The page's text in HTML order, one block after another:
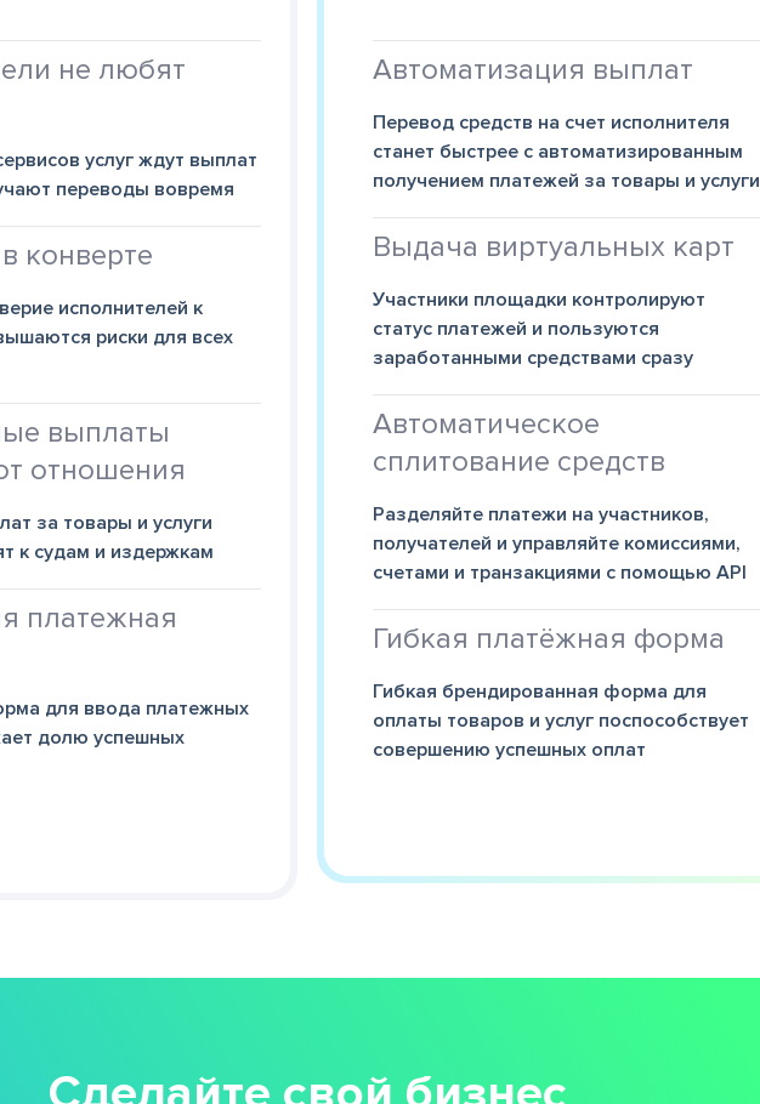
не любят
услуг ждут выплат
переводы вовремя
конверте
исполнителей к
риски для всех
выплаты
отношения
за товары и услуги
к судам и издержкам
платежная
для ввода платежных
долю успешных
Автоматизация выплат
Перевод средств на счет исполнителя
станет быстрее с автоматизированным
получением платежей за товары и услуги
Выдача виртуальных карт
Участники площадки контролируют
статус платежей и пользуются
заработанными средствами сразу
Автоматическое
сплитование средств
Разделяйте платежи на участников,
получателей и управляйте комиссиями,
счетами и транзакциями с помощью API
Гибкая платёжная форма
Гибкая брендированная форма для
оплаты товаров и услуг поспособствует
совершению успешных оплат